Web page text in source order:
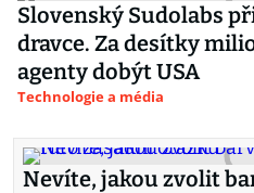
Slovenský Sudolabs
dravce. Za desítky
agenty dobýt USA
Technologie a média
Nevíte, jakou zvolit